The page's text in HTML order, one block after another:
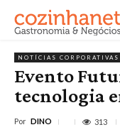
NOTÍCIAS CORPORATIVAS
Evento
tecnologia
Por DINO 313